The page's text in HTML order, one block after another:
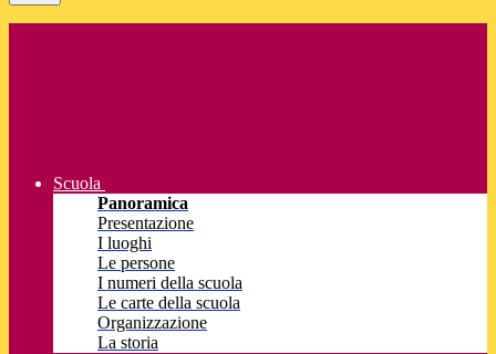
Scuola
Panoramica
Presentazione
I luoghi
Le persone
I numeri della scuola
Le carte della scuola
Organizzazione
La storia